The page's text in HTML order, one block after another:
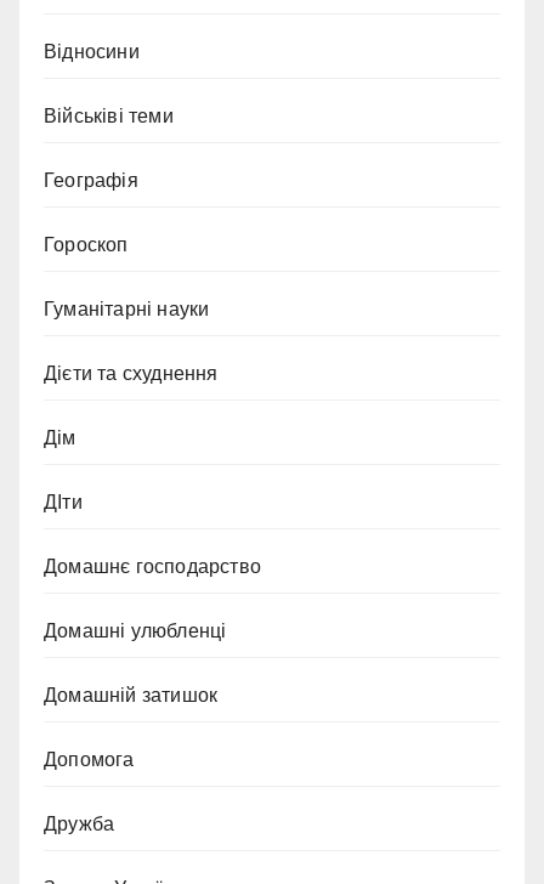
Відносини
Військіві теми
Географія
Гороскоп
Гуманітарні науки
Дієти та схуднення
Дім
ДІти
Домашнє господарство
Домашні улюбленці
Домашній затишок
Допомога
Дружба